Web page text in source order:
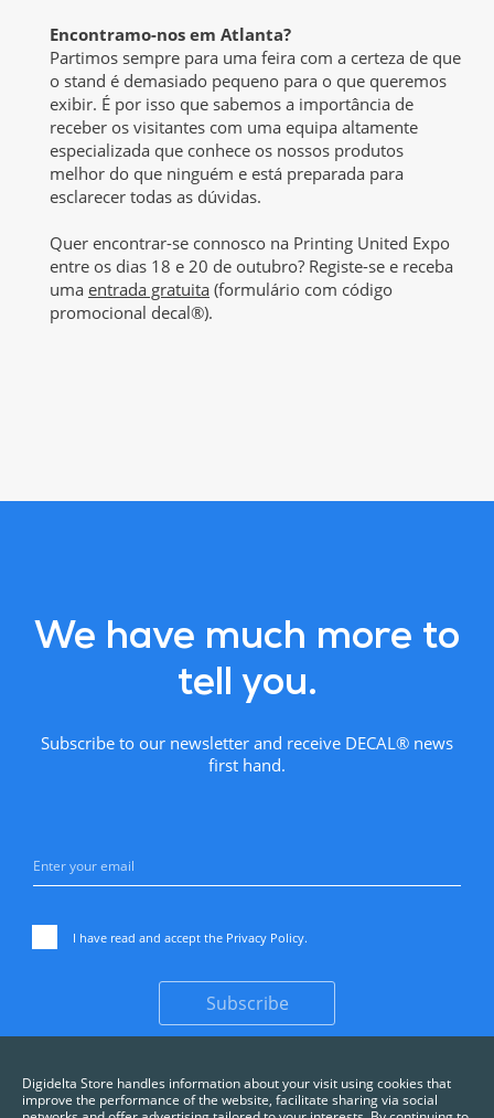
Encontramo-nos em Atlanta?
Partimos sempre para uma feira com a certeza de que
o stand é demasiado pequeno para o que queremos
exibir. É por isso que sabemos a importância de
receber os visitantes com uma equipa altamente
especializada que conhece os nossos produtos
melhor do que ninguém e está preparada para
esclarecer todas as dúvidas.
Quer encontrar-se connosco na Printing United Expo
entre os dias 18 e 20 de outubro? Registe-se e receba
uma entrada gratuita (formulário com código
promocional decal®).
We have much more to
tell you.
Subscribe to our newsletter and receive DECAL® news
first hand.
I have read and accept the Privacy Policy.
Subscribe
Digidelta Store handles information about your visit using cookies that
improve the performance of the website, facilitate sharing via social